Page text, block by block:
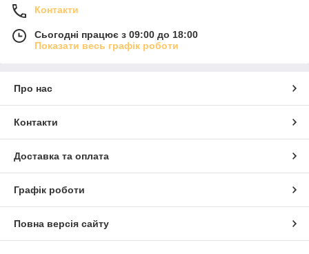
Контакти
Сьогодні працює з 09:00 до 18:00
Показати весь графік роботи
Про нас
Контакти
Доставка та оплата
Графік роботи
Повна версія сайту